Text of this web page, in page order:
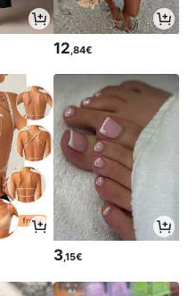
12,84€
3,15€